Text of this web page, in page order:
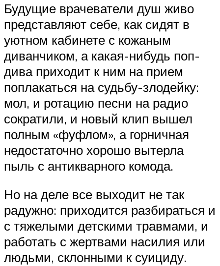
Будущие врачеватели душ живо
представляют себе, как сидят в
уютном кабинете с кожаным
диванчиком, а какая-нибудь поп-
дива приходит к ним на прием
поплакаться на судьбу-злодейку:
мол, и ротацию песни на радио
сократили, и новый клип вышел
полным «фуфлом», а горничная
недостаточно хорошо вытерла
пыль с антикварного комода.
Но на деле все выходит не так
радужно: приходится разбираться и
с тяжелыми детскими травмами, и
работать с жертвами насилия или
людьми, склонными к суициду.